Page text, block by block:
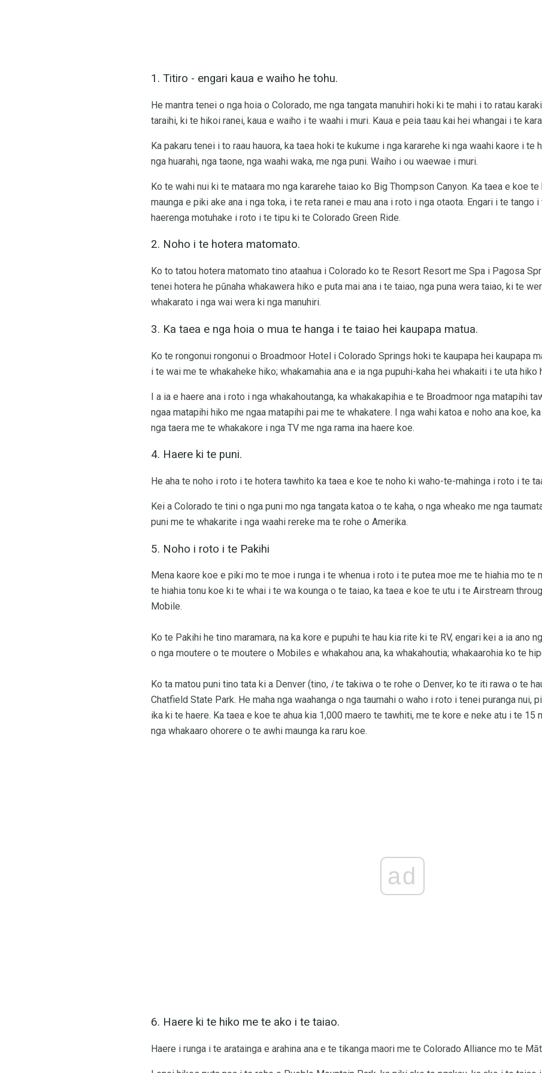
1. Titiro - engari kaua e waiho he tohu.
He mantra tenei o nga hoia o Colorado, me nga tangata manuhiri hoki ki te mahi i to ratau
taraihi, ki te hikoi ranei, kaua e waiho i te waahi i muri. Kaua e peia taau kai hei whangai i te
Ka pakaru tenei i to raau hauora, ka taea hoki te kukume i nga kararehe ki nga waahi kaore i te
nga huarahi, nga taone, nga waahi waka, me nga puni. Waiho i ou waewae i muri.
Ko te wahi nui ki te mataara mo nga kararehe taiao ko Big Thompson Canyon. Ka taea e koe
maunga e piki ake ana i nga toka, i te reta ranei e mau ana i roto i nga otaota. Engari i te tango
haerenga motuhake i roto i te tipu ki te Colorado Green Ride.
2. Noho i te hotera matomato.
Ko to tatou hotera matomato tino ataahua i Colorado ko te Resort Resort me Spa i Pagosa
tenei hotera he pūnaha whakawera hiko e puta mai ana i te taiao, nga puna wera taiao, ki te
whakarato i nga wai wera ki nga manuhiri.
3. Ka taea e nga hoia o mua te hanga i te taiao hei kaupapa matua.
Ko te rongonui rongonui o Broadmoor Hotel i Colorado Springs hoki te kaupapa hei kaupapa
i te wai me te whakaheke hiko; whakamahia ana e ia nga pupuhi-kaha hei whakaiti i te uta hiko
I a ia e haere ana i roto i nga whakahoutanga, ka whakakapihia e te Broadmoor nga matapihi
ngaa matapihi hiko me ngaa matapihi pai me te whakatere. I nga wahi katoa e noho ana koe,
nga taera me te whakakore i nga TV me nga rama ina haere koe.
4. Haere ki te puni.
He aha te noho i roto i te hotera tawhito ka taea e koe te noho ki waho-te-mahinga i roto i te
Kei a Colorado te tini o nga puni mo nga tangata katoa o te kaha, o nga wheako me nga
puni me te whakarite i nga waahi rereke ma te rohe o Amerika.
5. Noho i roto i te Pakihi
Mena kaore koe e piki mo te moe i runga i te whenua i roto i te putea moe me te hiahia mo te
te hiahia tonu koe ki te whai i te wa kounga o te taiao, ka taea e koe te utu i te Airstream
Mobile.
Ko te Pakihi he tino maramara, na ka kore e pupuhi te hau kia rite ki te RV, engari kei a ia ano
o nga moutere o te moutere o Mobiles e whakahou ana, ka whakahoutia; whakaarohia ko te
Ko ta matou puni tino tata ki a Denver (tino, ite takiwa o te rohe o Denver, ko te iti rawa o te
Chatfield State Park. He maha nga waahanga o nga taumahi o waho i roto i tenei puranga nui,
ika ki te haere. Ka taea e koe te ahua kia 1,000 maero te tawhiti, me te kore e neke atu i te 15
nga whakaaro ohorere o te awhi maunga ka raru koe.
ad
6. Haere ki te hiko me te ako i te taiao.
Haere i runga i te aratainga e arahina ana e te tikanga maori me te Colorado Alliance mo te